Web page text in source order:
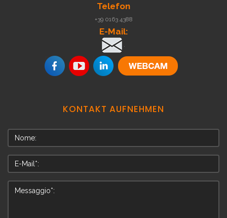
Telefon
+39 0163 4388
E-Mail:
KONTAKT AUFNEHMEN